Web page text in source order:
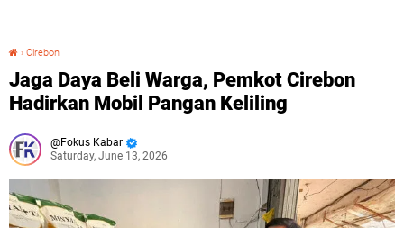
› Cirebon
Jaga Daya Beli Warga, Pemkot Cirebon
Hadirkan Mobil Pangan Keliling
Fokus Kabar
Saturday, June 13, 2026